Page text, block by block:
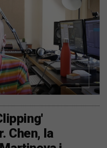
Chen, la